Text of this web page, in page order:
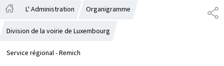
L' Administration Organigramme
Division de la voirie de Luxembourg
Service régional - Remich